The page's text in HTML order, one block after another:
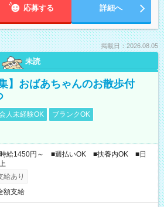
応募する 詳細へ
掲載日：2026.08.05
未読
】おばあちゃんのお散歩付
人未経験OK
ブランクOK
時給1450円～ ■週払いOK ■扶養内OK ■日
給あり
額支給